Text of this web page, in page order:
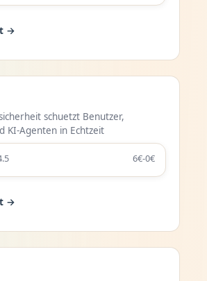
→
schuetzt Benutzer,
KI-Agenten in Echtzeit
6€-0€
→